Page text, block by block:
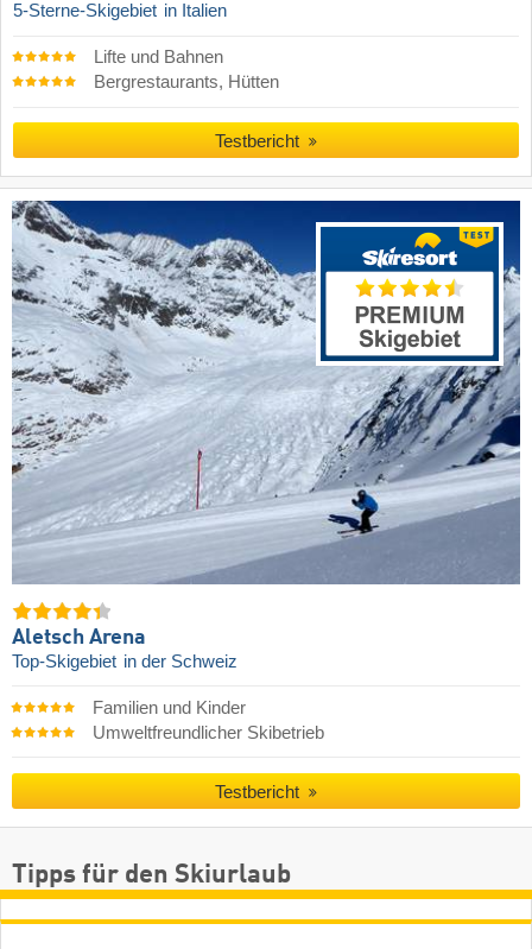
5-Sterne-Skigebiet in Italien
Lifte und Bahnen
Bergrestaurants, Hütten
Testbericht
Aletsch Arena
Top-Skigebiet in der Schweiz
Familien und Kinder
Umweltfreundlicher Skibetrieb
Testbericht
Tipps für den Skiurlaub